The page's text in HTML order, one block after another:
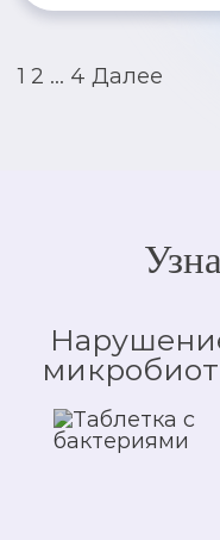
Пагинация
1 2 … 4 Далее